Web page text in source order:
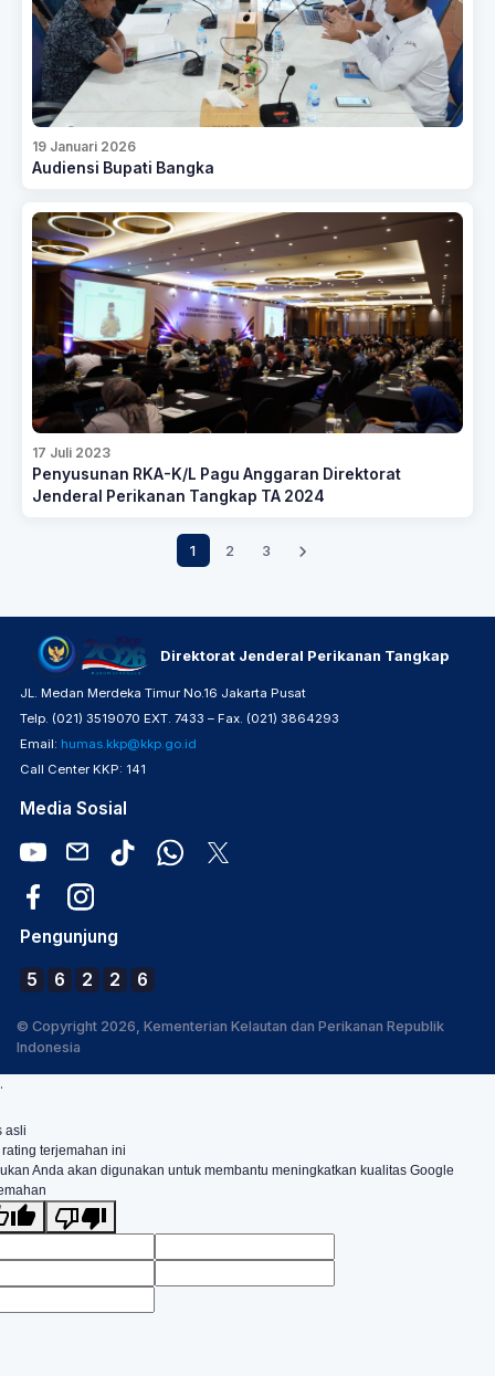
19 Januari 2026
Audiensi Bupati Bangka
17 Juli 2023
Penyusunan RKA-K/L Pagu Anggaran Direktorat
Jenderal Perikanan Tangkap TA 2024
1 2 3
Direktorat Jenderal Perikanan Tangkap
JL. Medan Merdeka Timur No.16 Jakarta Pusat
Telp. (021) 3519070 EXT. 7433 – Fax. (021) 3864293
Email: humas.kkp@kkp.go.id
Call Center KKP: 141
Media Sosial
Pengunjung
5 6 2 2 6
© Copyright 2026, Kementerian Kelautan dan Perikanan Republik
Indonesia
.
asli
terjemahan ini
Anda akan digunakan untuk membantu meningkatkan kualitas Google